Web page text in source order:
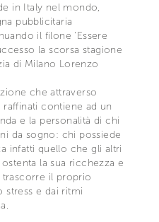
in Italy nel mondo,
pubblicitaria
il filone 'Essere
la scorsa stagione
di Milano Lorenzo
che attraverso
contiene ad un
e la personalità di chi
da sogno: chi possiede
infatti quello che gli altri
la sua ricchezza e
il proprio
e dai ritmi